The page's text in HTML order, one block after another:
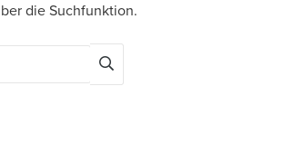
die Suchfunktion.